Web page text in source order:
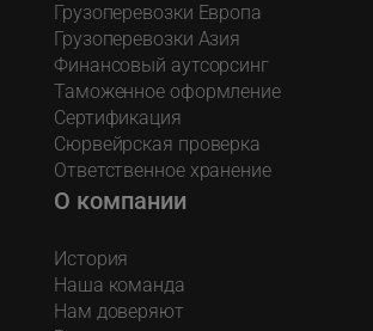
Грузоперевозки Европа
Грузоперевозки Азия
Финансовый аутсорсинг
Таможенное оформление
Сертификация
Сюрвейрская проверка
Ответственное хранение
О компании
История
Наша команда
Нам доверяют